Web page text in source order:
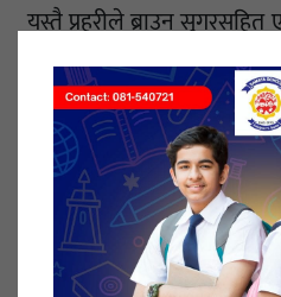
यस्तै प्रहरीले ब्राउन
। नेपालगञ्ज १५ जमुनाहा
कोहलपुर ५ रझेनाका २२
प्रहरीले पक्राउ गरेको हो ।
माघ १२ गते जमुनाहाबाट
तलासी लिने क्रममा
बनाइराखेको एक ग्राम ब्राउन